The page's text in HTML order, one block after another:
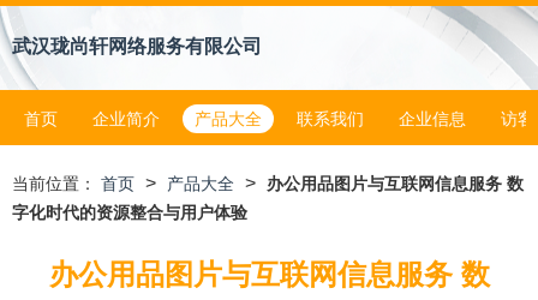
武汉珑尚轩网络服务有限公司
首页 企业简介 产品大全 联系我们 企业信息 访客
当前位置： 首页 > 产品大全 >
办公用品图片与互联网信息服务 数
字化时代的资源整合与用户体验
办公用品图片与互联网信息服务 数